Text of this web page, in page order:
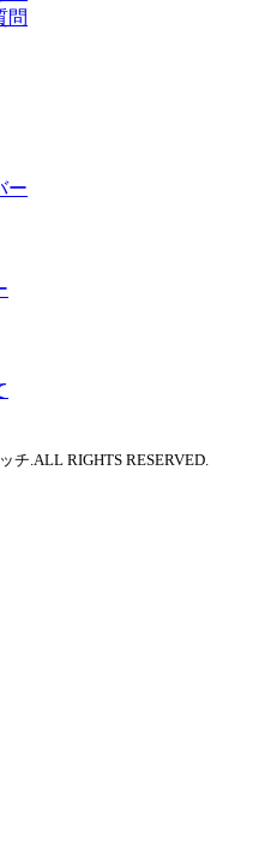
問
ー
.ALL RIGHTS RESERVED.